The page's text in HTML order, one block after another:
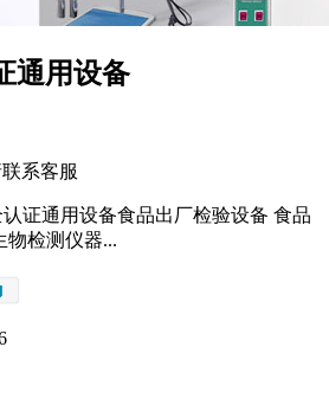
通用设备
系客服
证通用设备食品出厂检验设备 食品
物检测仪器...